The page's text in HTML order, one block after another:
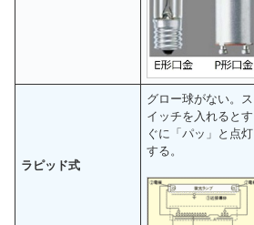
ラピッド式
グロー球がない。ス
イッチを入れるとす
ぐに「パッ」と点灯
する。